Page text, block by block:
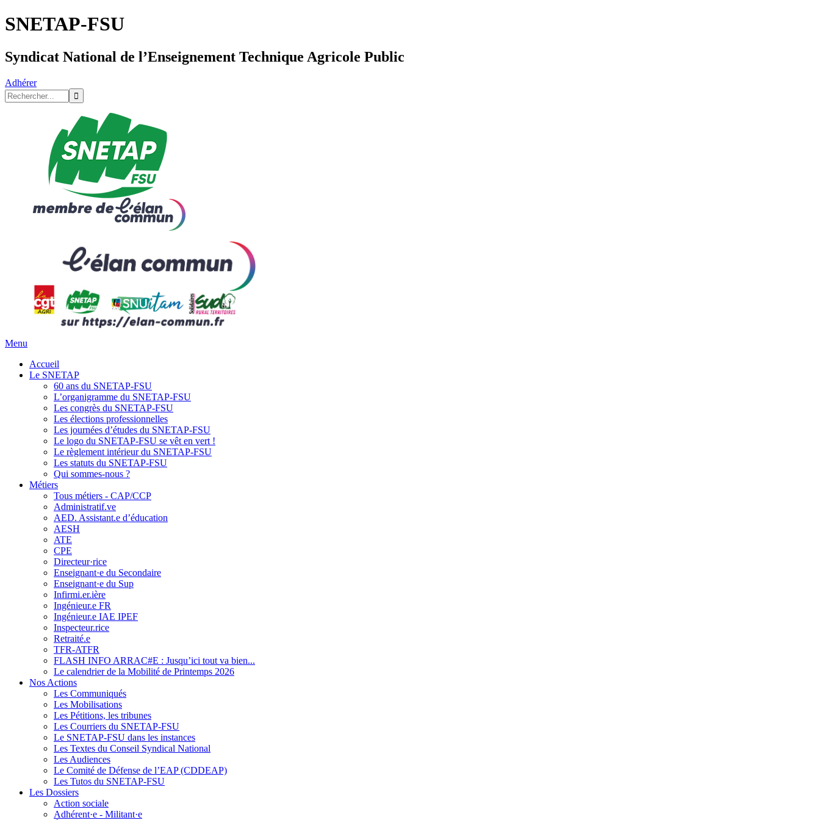
SNETAP-FSU
Syndicat National de l’Enseignement Technique Agricole Public
Adhérer
Menu
Accueil
Le SNETAP
60 ans du SNETAP-FSU
L’organigramme du SNETAP-FSU
Les congrès du SNETAP-FSU
Les élections professionnelles
Les journées d’études du SNETAP-FSU
Le logo du SNETAP-FSU se vêt en vert !
Le règlement intérieur du SNETAP-FSU
Les statuts du SNETAP-FSU
Qui sommes-nous ?
Métiers
Tous métiers - CAP/CCP
Administratif.ve
AED. Assistant.e d’éducation
AESH
ATE
CPE
Directeur·rice
Enseignant·e du Secondaire
Enseignant·e du Sup
Infirmi.er.ière
Ingénieur.e FR
Ingénieur.e IAE IPEF
Inspecteur.rice
Retraité.e
TFR-ATFR
FLASH INFO ARRAC#E : Jusqu’ici tout va bien...
Le calendrier de la Mobilité de Printemps 2026
Nos Actions
Les Communiqués
Les Mobilisations
Les Pétitions, les tribunes
Les Courriers du SNETAP-FSU
Le SNETAP-FSU dans les instances
Les Textes du Conseil Syndical National
Les Audiences
Le Comité de Défense de l’EAP (CDDEAP)
Les Tutos du SNETAP-FSU
Les Dossiers
Action sociale
Adhérent·e - Militant·e